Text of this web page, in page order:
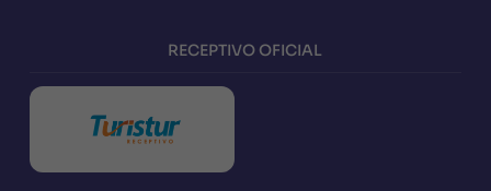
RECEPTIVO OFICIAL